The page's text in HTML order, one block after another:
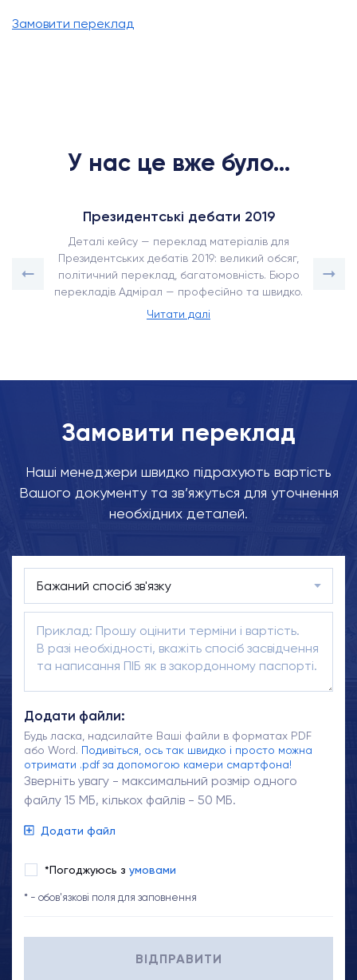
Замовити переклад
У нас це вже було...
Президентські дебати 2019
Деталі кейсу — переклад матеріалів для
Президентських дебатів 2019: великий обсяг,
політичний переклад, багатомовність. Бюро
перекладів Адмірал — професійно та швидко.
Читати далі
Замовити переклад
Наші менеджери швидко підрахують вартість
Вашого документу та зв’яжуться для уточнення
необхідних деталей.
Додати файли:
Будь ласка, надсилайте Ваші файли в форматах PDF
або Word. Подивіться, ось так швидко і просто можна
отримати .pdf за допомогою камери смартфона!
Зверніть увагу - максимальний розмір одного
файлу 15 МБ, кількох файлів - 50 МБ.
Додати файл
*Погоджуюсь з умовами
* - обов'язкові поля для заповнення
ВІДПРАВИТИ